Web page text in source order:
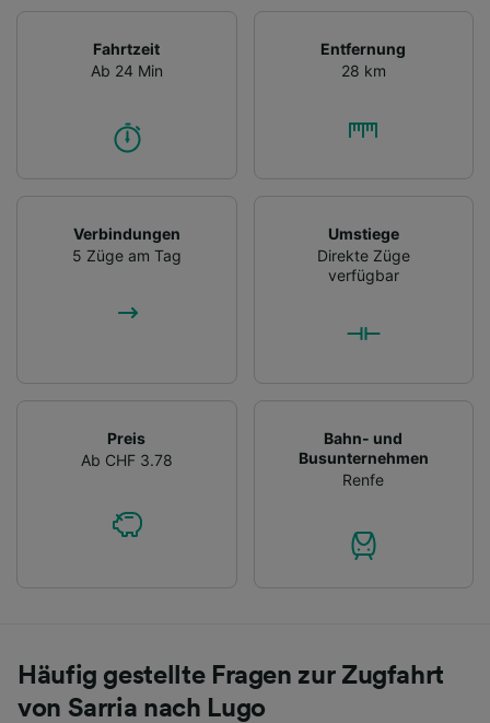
Fahrtzeit
Ab 24 Min
Entfernung
28 km
Verbindungen
5 Züge am Tag
Umstiege
Direkte Züge
verfügbar
Preis
Ab CHF 3.78
Bahn- und
Busunternehmen
Renfe
Häufig gestellte Fragen zur Zugfahrt
von Sarria nach Lugo